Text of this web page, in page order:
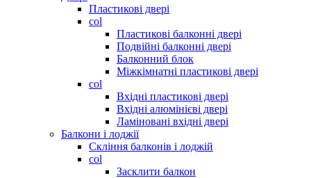
Пластикові двері
col
Пластикові балконні двері
Подвійні балконні двері
Балконний блок
Міжкімнатні пластикові двері
col
Вхідні пластикові двері
Вхідні алюмінієві двері
Ламіновані вхідні двері
Балкони і лоджії
Скління балконів і лоджій
col
Засклити балкон